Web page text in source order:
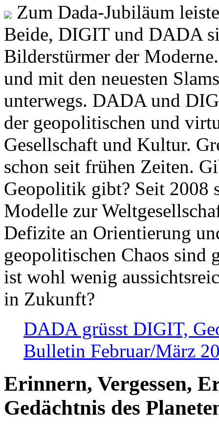
Zum Dada-Jubiläum
Beide, DIGIT und DADA
Bilderstürmer der
und mit den neuesten
unterwegs. DADA und
der geopolitischen und
Gesellschaft und Kultur.
schon seit frühen Zeiten.
Geopolitik gibt? Seit 2008
Modelle zur
Defizite an Orientierung
geopolitischen Chaos sind
ist wohl wenig
in Zukunft?
DADA grüsst DIGIT,
Bulletin Februar/März
Erinnern, Vergessen,
Gedächtnis des